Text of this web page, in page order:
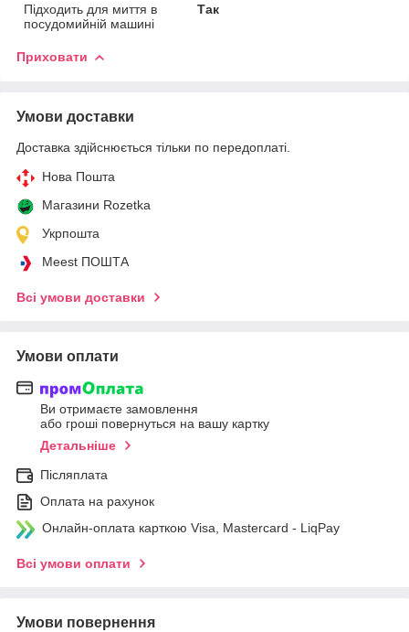
Підходить для миття в
посудомийній машині
Так
Приховати
Умови доставки
Доставка здійснюється тільки по передоплаті.
Нова Пошта
Магазини Rozetka
Укрпошта
Meest ПОШТА
Всі умови доставки
Умови оплати
Ви отримаєте замовлення
або гроші повернуться на вашу картку
Детальніше
Післяплата
Оплата на рахунок
Онлайн-оплата карткою Visa, Mastercard - LiqPay
Всі умови оплати
Умови повернення